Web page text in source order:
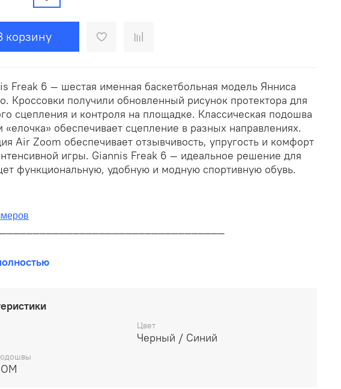
корзину
Freak 6 — шестая именная баскетбольная модель Янниса
Кроссовки получили обновленный рисунок протектора для
сцепления и контроля на площадке. Классическая подошва
«елочка» обеспечивает сцепление в разных направлениях.
Air Zoom обеспечивает отзывчивость, упругость и комфорт
игры. Giannis Freak 6 — идеальное решение для
функциональную, удобную и модную спортивную обувь.
доставка:
от 10 до 14 дней
1 классом
Цвет
Черный / Синий